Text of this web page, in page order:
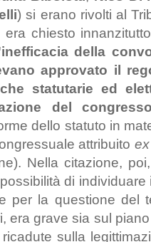
)si erano rivolti al
era chiesto
della
approvato il
statutarie ed
del
dello statuto in
attribuito
Nella citazione,
di
per la questione del
era grave sia sul
sulla